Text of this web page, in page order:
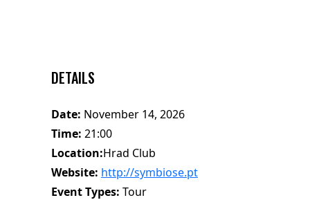
DETAILS
Date: November 14, 2026
Time: 21:00
Location:Hrad Club
Website: http://symbiose.pt
Event Types: Tour